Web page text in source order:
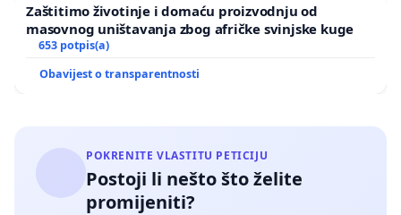
Zaštitimo životinje i domaću proizvodnju od
masovnog uništavanja zbog afričke svinjske kuge
653 potpis(a)
Obavijest o transparentnosti
POKRENITE VLASTITU PETICIJU
Postoji li nešto što želite
promijeniti?